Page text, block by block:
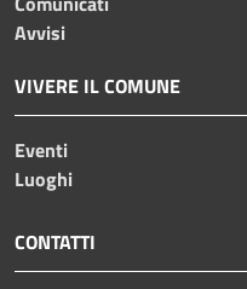
Avvisi
VIVERE IL COMUNE
Eventi
Luoghi
CONTATTI